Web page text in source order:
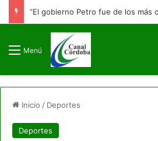
Menú
Inicio / Deportes
Deportes